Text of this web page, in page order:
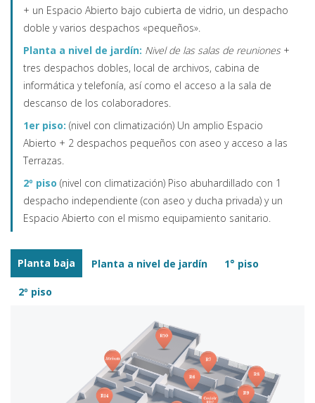
+ un Espacio Abierto bajo cubierta de vidrio, un despacho
doble y varios despachos «pequeños».
Planta a nivel de jardín: Nivel de las salas de reuniones +
tres despachos dobles, local de archivos, cabina de
informática y telefonía, así como el acceso a la sala de
descanso de los colaboradores.
1er piso: (nivel con climatización) Un amplio Espacio
Abierto + 2 despachos pequeños con aseo y acceso a las
Terrazas.
2º piso (nivel con climatización) Piso abuhardillado con 1
despacho independiente (con aseo y ducha privada) y un
Espacio Abierto con el mismo equipamiento sanitario.
Planta baja Planta a nivel de jardín 1° piso
2º piso